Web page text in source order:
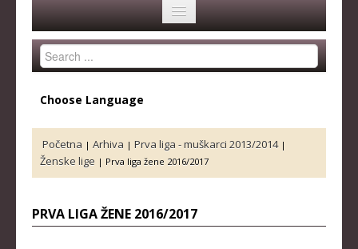
ISTORIJA
ORGANI SAVEZA
OSNOVNI PODACI
REPREZENTACIJA
Search
...
Choose Language
Početna | Arhiva | Prva liga - muškarci 2013/2014 |
Ženske lige | Prva liga žene 2016/2017
PRVA LIGA ŽENE 2016/2017